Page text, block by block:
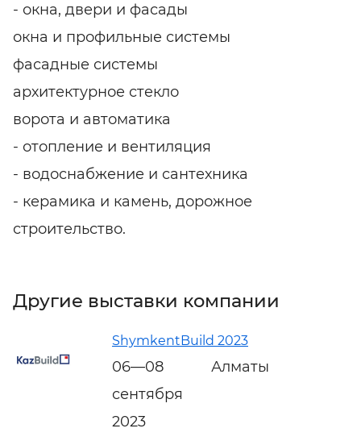
- окна, двери и фасады
окна и профильные системы
фасадные системы
архитектурное стекло
ворота и автоматика
- отопление и вентиляция
- водоснабжение и сантехника
- керамика и камень, дорожное
строительство.
Другие выставки компании
ShymkentBuild 2023
06—08
сентября
2023
Алматы